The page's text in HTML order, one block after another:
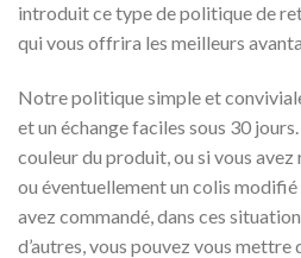
introduit ce type de politique de
qui vous offrira les meilleurs
Notre politique simple et
et un échange faciles sous 30
couleur du produit, ou si vous avez
ou éventuellement un colis modifié
avez commandé, dans ces
d’autres, vous pouvez vous